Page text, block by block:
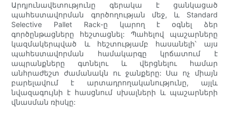
Արդյունավետությունը գերակա է ցանկացած
պահեստավորման գործողության մեջ, և Standard
Selective Pallet Rack-ը կարող է օգնել ձեր
գործընթացները հեշտացնել: Պահելով պաշարները
կազմակերպված և հեշտությամբ հասանելի՝ այս
պահեստավորման համակարգը կրճատում է
ապրանքները գտնելու և վերցնելու համար
անհրաժեշտ ժամանակն ու ջանքերը: Սա ոչ միայն
բարելավում է արտադրողականությունը, այլև
նվազագույնի է հասցնում սխալների և պաշարների
վնասման ռիսկը: